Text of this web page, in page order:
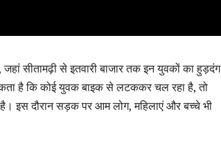
जहां सीतामढ़ी से इतवारी बाजार तक इन युवकों का हुड़दंग
है कि कोई युवक बाइक से लटककर चल रहा है, तो
इस दौरान सड़क पर आम लोग, महिलाएं और बच्चे भी